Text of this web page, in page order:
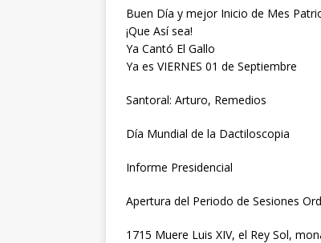
Buen Día y mejor Inicio de Mes
¡Que Así sea!
Ya Cantó El Gallo
Ya es VIERNES 01 de Septiembre
Santoral: Arturo, Remedios
Día Mundial de la Dactiloscopia
Informe Presidencial
Apertura del Periodo de Sesiones
1715 Muere Luis XIV, el Rey Sol,